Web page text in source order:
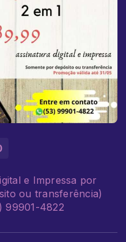
e Impressa por
ou transferência)
99901-4822